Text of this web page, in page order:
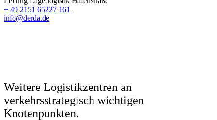
+ 49 2151 65227 161
info@derda.de
Weitere Logistikzentren an
verkehrsstrategisch wichtigen
Knotenpunkten.